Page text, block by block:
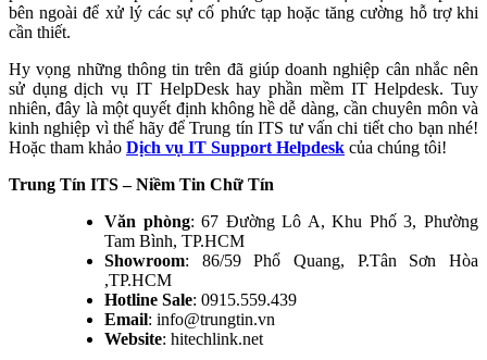
bên ngoài để xử lý các sự cố phức tạp hoặc tăng cường hỗ trợ khi
cần thiết.
Hy vọng những thông tin trên đã giúp doanh nghiệp cân nhắc nên
sử dụng dịch vụ IT HelpDesk hay phần mềm IT Helpdesk. Tuy
nhiên, đây là một quyết định không hề dễ dàng, cần chuyên môn và
kinh nghiệp vì thế hãy để Trung tín ITS tư vấn chi tiết cho bạn nhé!
Hoặc tham khảo Dịch vụ IT Support Helpdesk của chúng tôi!
Trung Tín ITS – Niềm Tin Chữ Tín
Văn phòng: 67 Đường Lô A, Khu Phố 3, Phường
Tam Bình, TP.HCM
Showroom: 86/59 Phổ Quang, P.Tân Sơn Hòa
,TP.HCM
Hotline Sale: 0915.559.439
Email: info@trungtin.vn
Website: hitechlink.net